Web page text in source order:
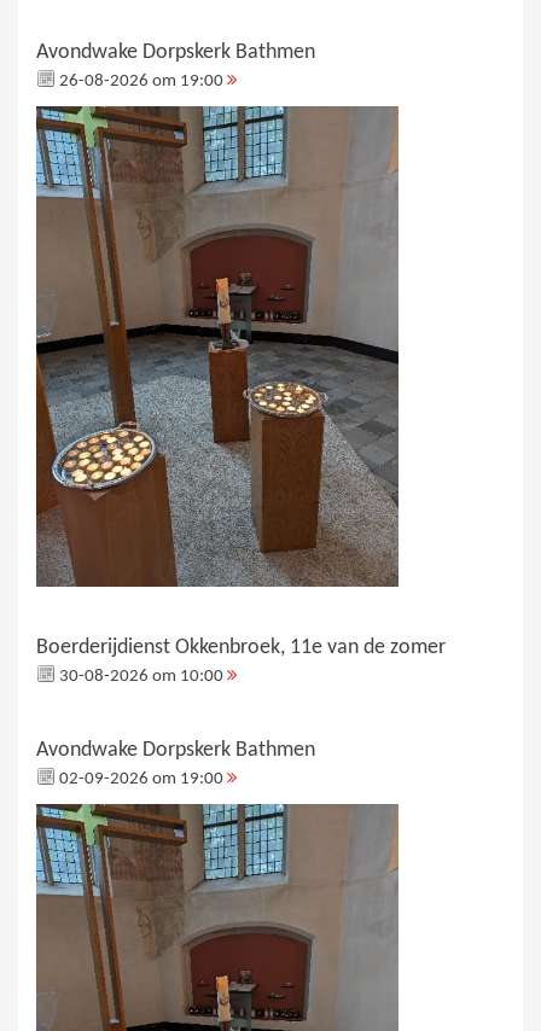
Avondwake Dorpskerk Bathmen
26-08-2026 om 19:00
Boerderijdienst Okkenbroek, 11e van de zomer
30-08-2026 om 10:00
Avondwake Dorpskerk Bathmen
02-09-2026 om 19:00